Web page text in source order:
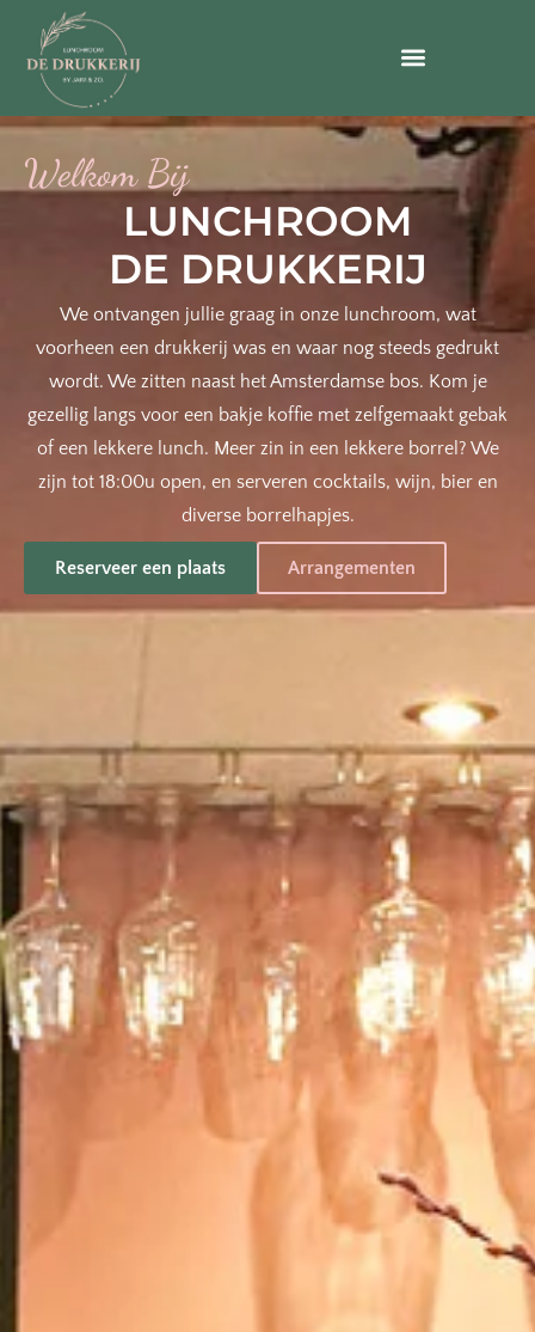
Welkom Bij
LUNCHROOM
DE DRUKKERIJ
We ontvangen jullie graag in onze lunchroom, wat
voorheen een drukkerij was en waar nog steeds gedrukt
wordt. We zitten naast het Amsterdamse bos. Kom je
gezellig langs voor een bakje koffie met zelfgemaakt gebak
of een lekkere lunch. Meer zin in een lekkere borrel? We
zijn tot 18:00u open, en serveren cocktails, wijn, bier en
diverse borrelhapjes.
Reserveer een plaats Arrangementen